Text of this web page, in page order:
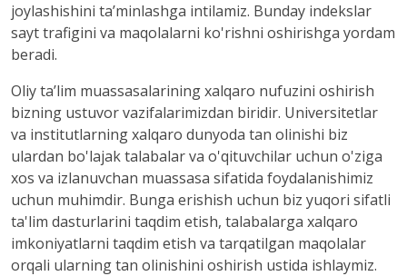
joylashishini ta’minlashga intilamiz. Bunday indekslar
sayt trafigini va maqolalarni ko'rishni oshirishga yordam
beradi.
Oliy ta’lim muassasalarining xalqaro nufuzini oshirish
bizning ustuvor vazifalarimizdan biridir. Universitetlar
va institutlarning xalqaro dunyoda tan olinishi biz
ulardan bo'lajak talabalar va o'qituvchilar uchun o'ziga
xos va izlanuvchan muassasa sifatida foydalanishimiz
uchun muhimdir. Bunga erishish uchun biz yuqori sifatli
ta'lim dasturlarini taqdim etish, talabalarga xalqaro
imkoniyatlarni taqdim etish va tarqatilgan maqolalar
orqali ularning tan olinishini oshirish ustida ishlaymiz.